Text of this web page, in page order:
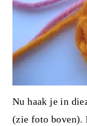
Nu haak je in
(zie foto boven).